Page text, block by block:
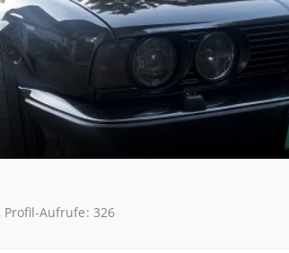
Profil-Aufrufe 326